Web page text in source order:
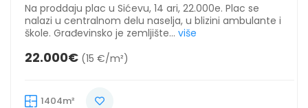
Na proddaju plac u Sićevu, 14 ari, 22.000e. Plac se
nalazi u centralnom delu naselja, u blizini ambulante i
škole. Građevinsko je zemljište... više
22.000€ (15 €/m²)
1404m²